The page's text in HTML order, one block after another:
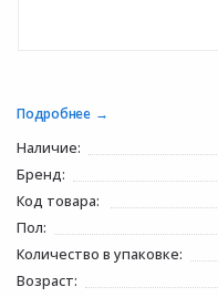
Подробнее
Наличие:
Бренд:
Код товара:
Пол:
Количество в упаковке:
Возраст: